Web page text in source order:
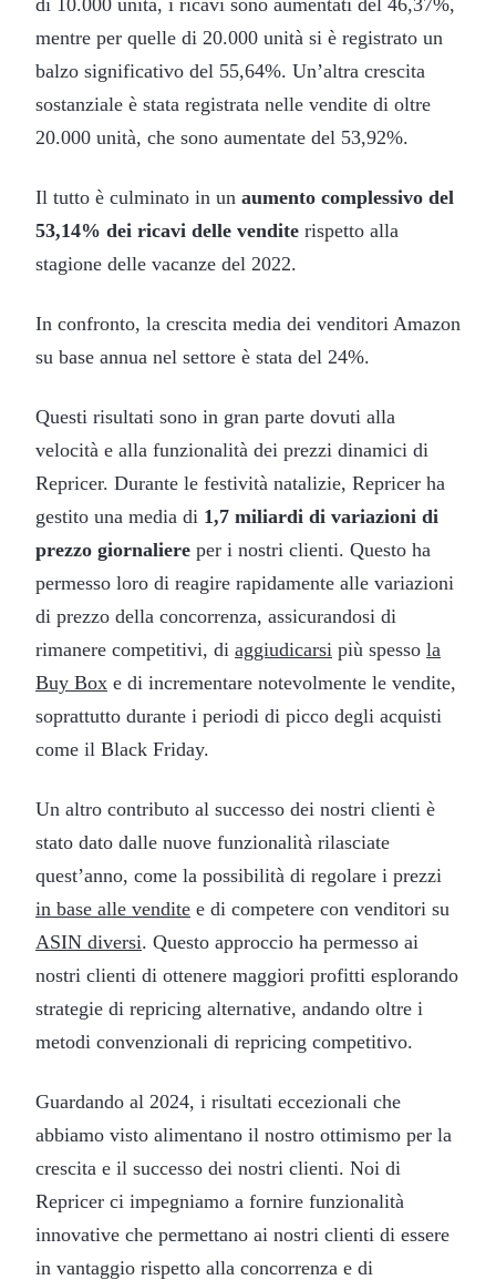
mentre per quelle di 20.000 unità si è registrato un
balzo significativo del 55,64%. Un’altra crescita
sostanziale è stata registrata nelle vendite di oltre
20.000 unità, che sono aumentate del 53,92%.
Il tutto è culminato in un aumento complessivo del
53,14% dei ricavi delle vendite rispetto alla
stagione delle vacanze del 2022.
In confronto, la crescita media dei venditori Amazon
su base annua nel settore è stata del 24%.
Questi risultati sono in gran parte dovuti alla
velocità e alla funzionalità dei prezzi dinamici di
Repricer. Durante le festività natalizie, Repricer ha
gestito una media di 1,7 miliardi di variazioni di
prezzo giornaliere per i nostri clienti. Questo ha
permesso loro di reagire rapidamente alle variazioni
di prezzo della concorrenza, assicurandosi di
rimanere competitivi, di aggiudicarsi più spesso la
Buy Box e di incrementare notevolmente le vendite,
soprattutto durante i periodi di picco degli acquisti
come il Black Friday.
Un altro contributo al successo dei nostri clienti è
stato dato dalle nuove funzionalità rilasciate
quest’anno, come la possibilità di regolare i prezzi
in base alle vendite e di competere con venditori su
ASIN diversi. Questo approccio ha permesso ai
nostri clienti di ottenere maggiori profitti esplorando
strategie di repricing alternative, andando oltre i
metodi convenzionali di repricing competitivo.
Guardando al 2024, i risultati eccezionali che
abbiamo visto alimentano il nostro ottimismo per la
crescita e il successo dei nostri clienti. Noi di
Repricer ci impegniamo a fornire funzionalità
innovative che permettano ai nostri clienti di essere
in vantaggio rispetto alla concorrenza e di